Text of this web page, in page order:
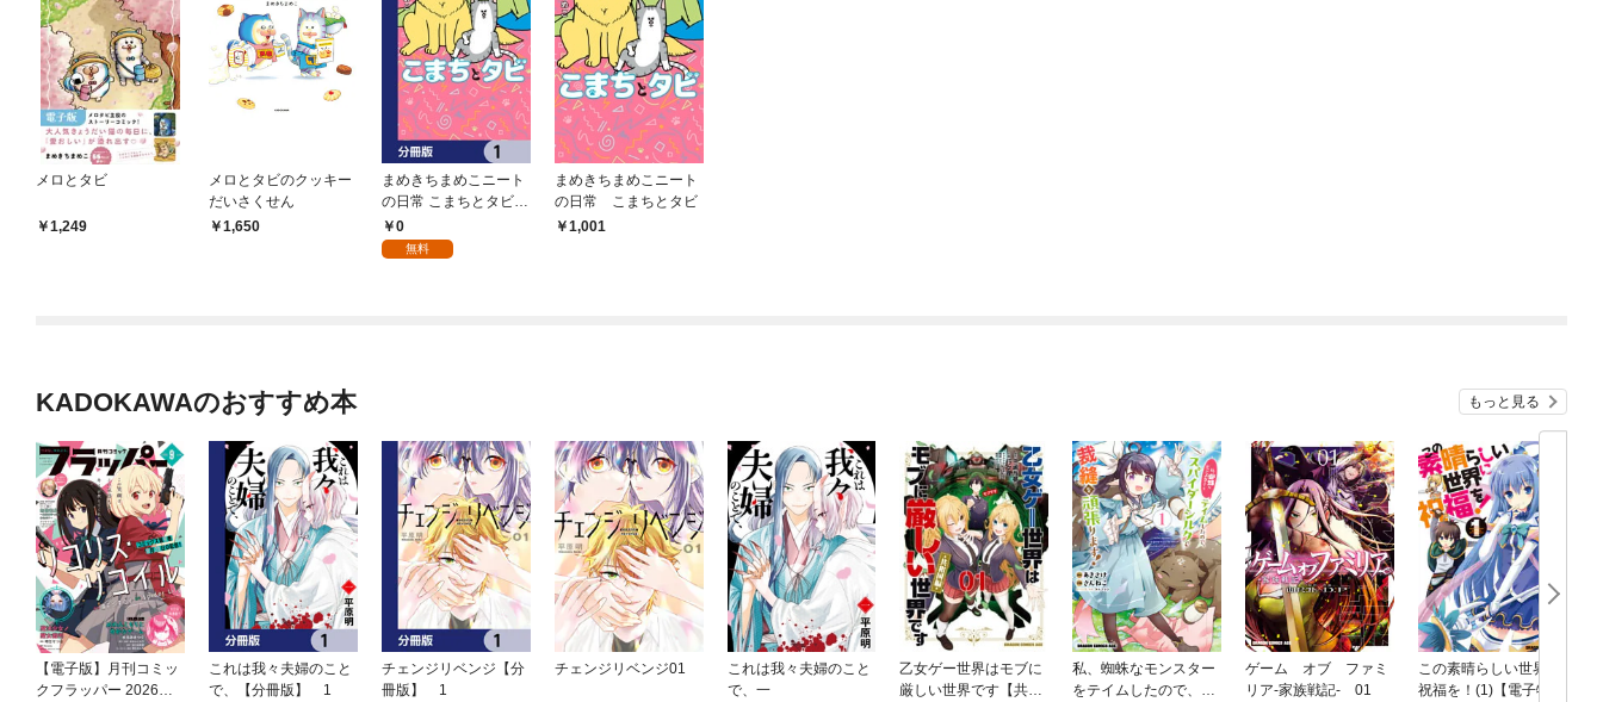
メロとタビ
1,249
メロとタビのクッキー
だいさくせん
1,650
まめきちまめこニート
の日常 こまちとタビ
【分冊版】 1
0
無料
まめきちまめこニート
の日常 こまちとタビ
1,001
KADOKAWAのおすすめ本 もっと見る
【電子版】月刊コミッ
クフラッパー 2026年9
これは我々夫婦のこと
で、【分冊版】 1
チェンジリベンジ【分
冊版】 1
チェンジリベンジ01
これは我々夫婦のこと
で、一
乙女ゲー世界はモブに
厳しい世界です【共和
私、蜘蛛なモンスター
をテイムしたので、ス
ゲーム オブ ファミ
リア-家族戦記- 01
この素晴らしい世界に
祝福を！(1)【電子特別